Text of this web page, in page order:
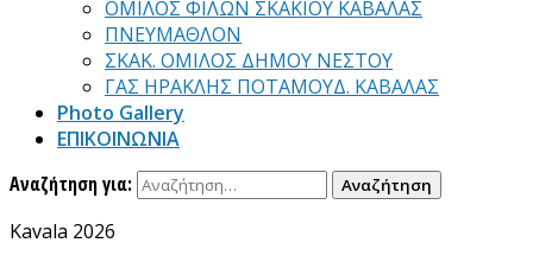
ΟΜΙΛΟΣ ΦΙΛΩΝ ΣΚΑΚΙΟΥ ΚΑΒΑΛΑΣ
ΠΝΕΥΜΑΘΛΟΝ
ΣΚΑΚ. ΟΜΙΛΟΣ ΔΗΜΟΥ ΝΕΣΤΟΥ
ΓΑΣ ΗΡΑΚΛΗΣ ΠΟΤΑΜΟΥΔ. ΚΑΒΑΛΑΣ
Photo Gallery
ΕΠΙΚΟΙΝΩΝΙΑ
Αναζήτηση για:
Kavala 2026